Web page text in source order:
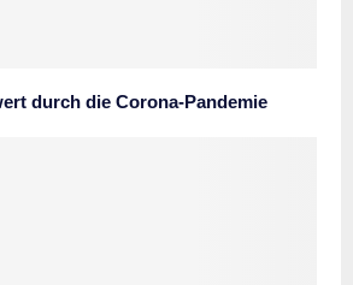
durch die Corona-Pandemie